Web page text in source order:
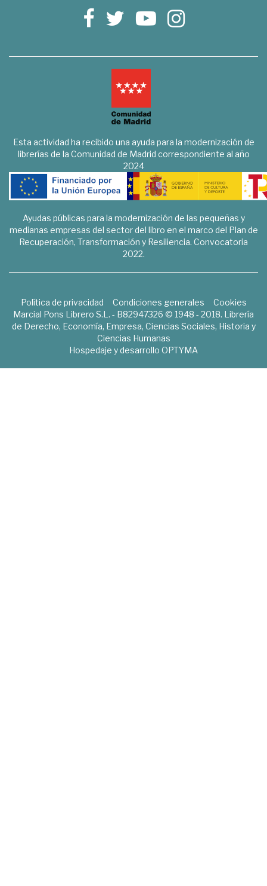
Esta actividad ha recibido una ayuda para la modernización de
librerías de la Comunidad de Madrid correspondiente al año
2024
Ayudas públicas para la modernización de las pequeñas y
medianas empresas del sector del libro en el marco del Plan de
Recuperación, Transformación y Resiliencia. Convocatoria
2022.
Política de privacidad Condiciones generales
Cookies
Marcial Pons Librero S.L. - B82947326 © 1948 - 2018. Librería
de Derecho, Economía, Empresa, Ciencias Sociales, Historia y
Ciencias Humanas
Hospedaje y desarrollo OPTYMA